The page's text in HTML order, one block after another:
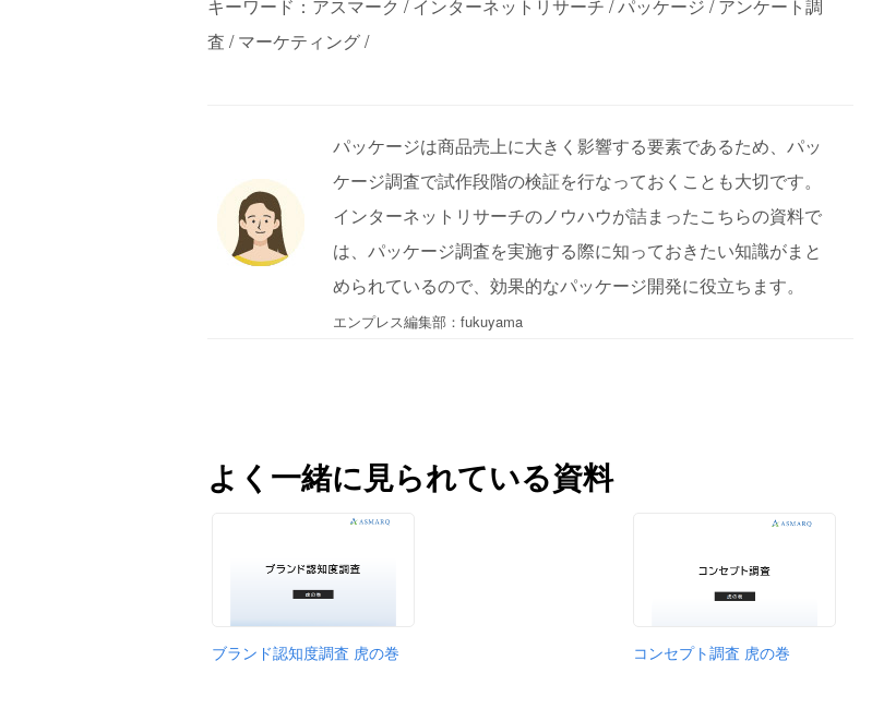
キーワード：アスマーク / インターネットリサーチ / パッケージ / アンケート調
査 / マーケティング /
パッケージは商品売上に大きく影響する要素であるため、パッ
ケージ調査で試作段階の検証を行なっておくことも大切です。
インターネットリサーチのノウハウが詰まったこちらの資料で
は、パッケージ調査を実施する際に知っておきたい知識がまと
められているので、効果的なパッケージ開発に役立ちます。
エンプレス編集部：fukuyama
よく一緒に見られている資料
ブランド認知度調査 虎の巻 コンセプト調査 虎の巻